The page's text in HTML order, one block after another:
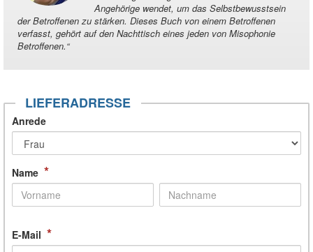
Angehörige wendet, um das Selbstbewusstsein
der Betroffenen zu stärken. Dieses Buch von einem Betroffenen
verfasst, gehört auf den Nachttisch eines jeden von Misophonie
Betroffenen.“
LIEFERADRESSE
Anrede
Name *
E-Mail *